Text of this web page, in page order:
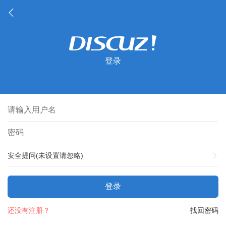
登录
安全提问(未设置请忽略)
登录
找回密码
还没有注册？